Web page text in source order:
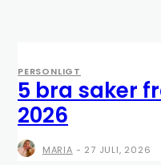
PERSONLIGT
5 bra saker
2026
MARIA - 27 JULI, 2026